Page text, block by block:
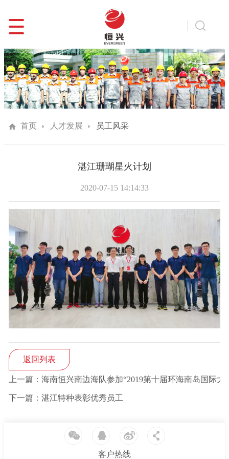
首页 人才发展 员工风采
湛江珊瑚星火计划
2020-07-15 14:14:33
返回列表
上一篇：海南恒兴南边海队参加“2019第十届环海南岛国际大
下一篇：湛江特种表彰优秀员工
客户热线